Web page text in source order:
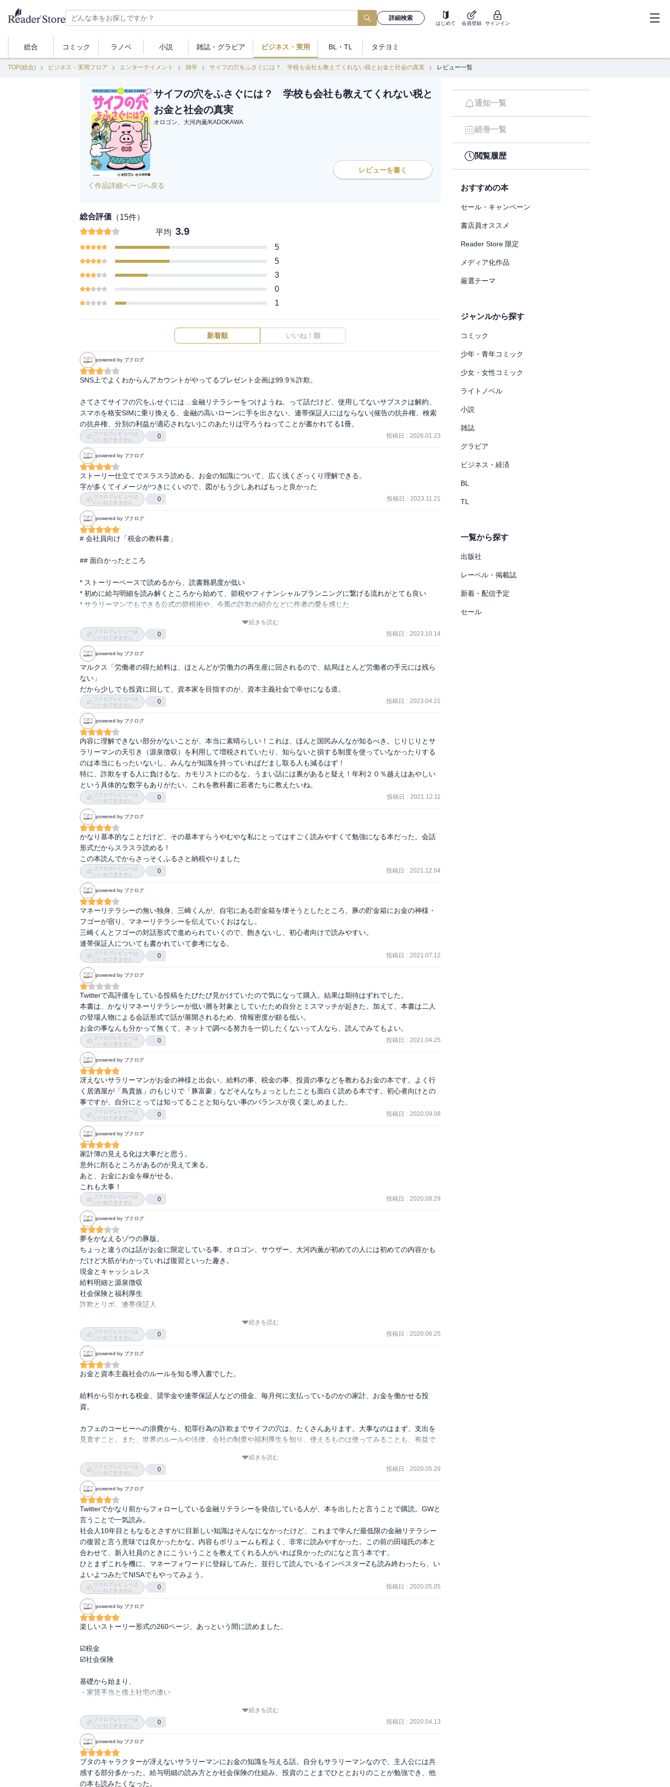
詳細検索
はじめて 会員登録 サインイン
総合 コミック ラノベ 小説 雑誌・ グラビア ビジネス ・実用 BL・TL タテヨミ
TOP(総合) ビジネス・実用フロア エンターテイメント 雑学 サイフの穴をふさぐには？ 学校も会社も教えてくれない税とお金と社会の真実 レビュー一覧
サイフの穴をふさぐには？ 学校も会社も教えてくれない税と
お金と社会の真実
オロゴン、大河内薫/KADOKAWA
レビューを書く
作品詳細ページへ戻る
総合評価 （15件）
平均 3.9
5
5
3
0
1
新着順 いいね！順
powered by ブクログ
SNS上でよくわからんアカウントがやってるプレゼント企画は99.9％詐欺。
さてさてサイフの穴をふせぐには…金融リテラシーをつけようね。って話だけど、使用してないサブスクは解約、
スマホを格安SIMに乗り換える、金融の高いローンに手を出さない、連帯保証人にはならない(催告の抗弁権、検索
の抗弁権、分別の利益が適応されない)このあたりは守ろうねってことが書かれてる1冊。
ブクログレビューは
いいねできません
0 投稿日 : 2026.01.23
powered by ブクログ
ストーリー仕立てでスラスラ読める。お金の知識について、広く浅くざっくり理解できる。
字が多くてイメージがつきにくいので、図がもう少しあればもっと良かった
ブクログレビューは
いいねできません
0 投稿日 : 2023.11.21
powered by ブクログ
# 会社員向け「税金の教科書」
## 面白かったところ
* ストーリーベースで読めるから、読書難易度が低い
* 初めに給与明細を読み解くところから始めて、節税やフィナンシャルプランニングに繋げる流れがとても良い
* サラリーマンでもできる公式の節税術や、今風の詐欺の紹介などに作者の愛を感じた
## 微妙だったところ
* サラリーマン向けであるため、ふるさと納税のワンストップ特例制度の紹介があっていいんじゃあないかと思う
## 感想
カネを増やす方法に関しては無尽蔵に情報が溢れているが、資産を守る方法で基本的かつ具体的、そして読みやす
い指南書は当書が初めて。
SNSを利用した詐欺やハニートラップによるMLM勧誘の例は日常茶飯事であるからこそ、知らない人には知ってお
いてほしい情報。
自分自身も連帯保証人の法的な効果を知ることができたし、株式投資のざっくりした学びを得ることができた。
ぜひとも他人に紹介したい一冊。
続きを読む
ブクログレビューは
いいねできません
0 投稿日 : 2023.10.14
powered by ブクログ
マルクス「労働者の得た給料は、ほとんどが労働力の再生産に回されるので、結局ほとんど労働者の手元には残ら
ない」
だから少しでも投資に回して、資本家を目指すのが、資本主義社会で幸せになる道。
ブクログレビューは
いいねできません
0 投稿日 : 2023.04.21
powered by ブクログ
内容に理解できない部分がないことが、本当に素晴らしい！これは、ほんと国民みんなが知るべき。じりじりとサ
ラリーマンの天引き（源泉徴収）を利用して増税されていたり、知らないと損する制度を使っていなかったりする
のは本当にもったいないし、みんなが知識を持っていればだまし取る人も減るはず！
特に、詐欺をする人に負けるな。カモリストにのるな。うまい話には裏があると疑え！年利２０％越えはあやしい
という具体的な数字もありがたい。これを教科書に若者たちに教えたいね。
ブクログレビューは
いいねできません
0 投稿日 : 2021.12.11
powered by ブクログ
かなり基本的なことだけど、その基本すらうやむやな私にとってはすごく読みやすくて勉強になる本だった。会話
形式だからスラスラ読める！
この本読んでからさっそくふるさと納税やりました
ブクログレビューは
いいねできません
0 投稿日 : 2021.12.04
powered by ブクログ
マネーリテラシーの無い独身、三崎くんが、自宅にある貯金箱を壊そうとしたところ、豚の貯金箱にお金の神様・
フゴーが宿り、マネーリテラシーを伝えていくおはなし。
三崎くんとフゴーの対話形式で進められていくので、飽きないし、初心者向けで読みやすい。
連帯保証人についても書かれていて参考になる。
ブクログレビューは
いいねできません
0 投稿日 : 2021.07.12
powered by ブクログ
Twitterで高評価をしている投稿をたびたび見かけていたので気になって購入。結果は期待はずれでした。
本書は、かなりマネーリテラシーが低い層を対象としていたため自分とミスマッチが起きた。加えて、本書は二人
の登場人物による会話形式で話が展開されるため、情報密度が頗る低い。
お金の事なんも分かって無くて、ネットで調べる努力を一切したくないって人なら、読んでみてもよい。
ブクログレビューは
いいねできません
0 投稿日 : 2021.04.25
powered by ブクログ
冴えないサラリーマンがお金の神様と出会い、給料の事、税金の事、投資の事などを教わるお金の本です。よく行
く居酒屋が「鳥貴族」のもじりで「豚富豪」などそんなちょっとしたことも面白く読める本です。初心者向けとの
事ですが、自分にとっては知ってることと知らない事のバランスが良く楽しめました。
ブクログレビューは
いいねできません
0 投稿日 : 2020.09.08
powered by ブクログ
家計簿の見える化は大事だと思う。
意外に削るところがあるのが見えて来る。
あと、お金にお金を稼がせる。
これも大事！
ブクログレビューは
いいねできません
0 投稿日 : 2020.08.29
powered by ブクログ
夢をかなえるゾウの豚版。
ちょっと違うのは話がお金に限定している事。オロゴン、サウザー、大河内薫が初めての人には初めての内容かも
だけど大筋がわかっていれば復習といった趣き。
現金とキャッシュレス
給料明細と源泉徴収
社会保険と福利厚生
詐欺とリボ、連帯保証人
資産運用
ふるさと納税
マルチ商法
続きを読む
ブクログレビューは
いいねできません
0 投稿日 : 2020.06.25
powered by ブクログ
お金と資本主義社会のルールを知る導入書でした。
給料から引かれる税金、奨学金や連帯保証人などの借金、毎月何に支払っているのかの家計、お金を働かせる投
資。
カフェのコーヒーへの浪費から、犯罪行為の詐欺までサイフの穴は、たくさんあります。大事なのはまず、支出を
見直すこと。また、世界のルールや法律、会社の制度や福利厚生を知り、使えるものは使ってみることも、有益で
続きを読む
ブクログレビューは
いいねできません
0 投稿日 : 2020.05.29
powered by ブクログ
Twitterでかなり前からフォローしている金融リテラシーを発信している人が、本を出したと言うことで購読。GWと
言うことで一気読み。
社会人10年目ともなるとさすがに目新しい知識はそんなになかったけど、これまで学んだ最低限の金融リテラシー
の復習と言う意味では良かったかな。内容もボリュームも程よく、非常に読みやすかった。この前の田端氏の本と
合わせて、新入社員のときにこういうことを教えてくれる人がいれば良かったのになと言う本です。
ひとまずこれを機に、マネーフォワードに登録してみた。並行して読んでいるインベスターZも読み終わったら、い
よいよつみたてNISAでもやってみよう。
ブクログレビューは
いいねできません
0 投稿日 : 2020.05.05
powered by ブクログ
楽しいストーリー形式の260ページ、あっという間に読めました。
☑️税金
☑️社会保険
基礎から始まり、
・家賃手当と借上社宅の違い
など深いところまで解説。
そして
☑️家計改善
☑️クレカのリボ払い
☑️ネット詐欺や悪徳商法
続きを読む
ブクログレビューは
いいねできません
0 投稿日 : 2020.04.13
powered by ブクログ
ブタのキャラクターが冴えないサラリーマンにお金の知識を与える話。自分もサラリーマンなので、主人公には共
感する部分多かった。給与明細の読み方とか社会保険の仕組み、投資のことまでひととおりのことが勉強でき、他
の本も読みたくなった。
通知一覧
続巻一覧
閲覧履歴
おすすめの本
セール・キャンペーン
書店員オススメ
Reader Store 限定
メディア化作品
厳選テーマ
ジャンルから探す
コミック
少年・青年コミック
少女・女性コミック
ライトノベル
小説
雑誌
グラビア
ビジネス・経済
BL
TL
一覧から探す
出版社
レーベル・掲載誌
新着・配信予定
セール